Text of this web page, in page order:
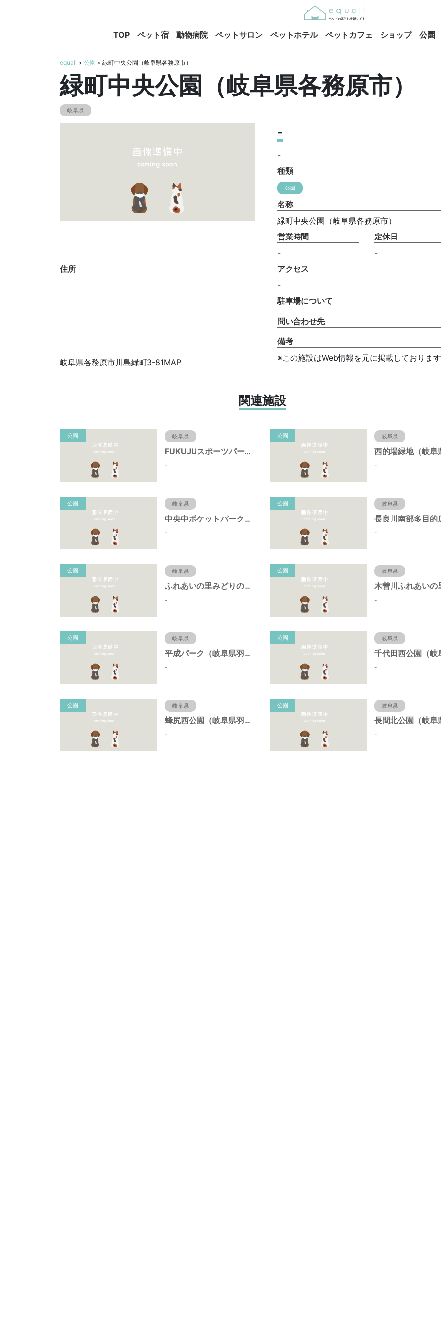
TOP ペット宿 動物病院 ペットサロン ペットホテル ペットカフェ ショップ 公園
equall > 公園 > 緑町中央公園（岐阜県各務原市）
緑町中央公園（岐阜県各務原市）
岐阜県
-
-
種類
公園
名称
緑町中央公園（岐阜県各務原市）
営業時間
-
定休日
-
住所
岐阜県各務原市川島緑町3-81MAP
アクセス
-
駐車場について
問い合わせ先
備考
※この施設はWeb情報を元に掲載しております
関連施設
公園 岐阜県
FUKUJUスポーツパーク（羽島市運動公園）（岐阜県羽島市）
-
公園 岐阜県
-
公園 岐阜県
中央中ポケットパーク（岐阜県羽島市）
-
公園 岐阜県
-
公園 岐阜県
ふれあいの里みどりの広場（岐阜県羽島市）
-
公園 岐阜県
-
公園 岐阜県
平成パーク（岐阜県羽島市）
-
公園 岐阜県
-
公園 岐阜県
蜂尻西公園（岐阜県羽島市）
-
公園 岐阜県
-